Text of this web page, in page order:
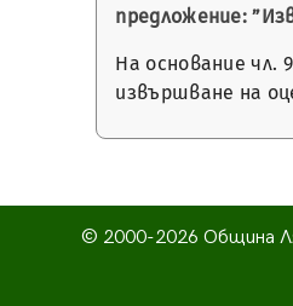
предложение:
На основание чл.
извършване на
© 2000-2026 Община